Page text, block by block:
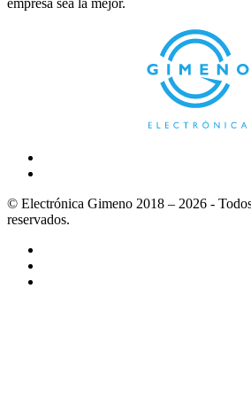
© Electrónica Gimeno 2018 – 2026 -
reservados.